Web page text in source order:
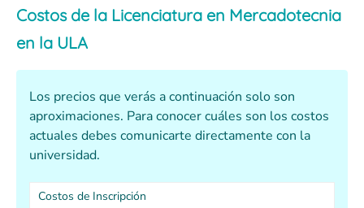
Costos de la Licenciatura en Mercadotecnia
en la ULA
Los precios que verás a continuación solo son
aproximaciones. Para conocer cuáles son los costos
actuales debes comunicarte directamente con la
universidad.
Costos de Inscripción